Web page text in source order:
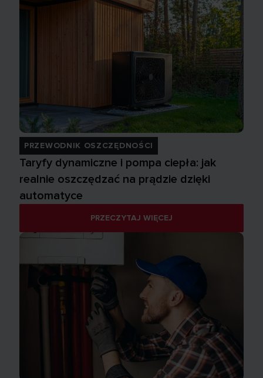
PRZEWODNIK OSZCZĘDNOŚCI
Taryfy dynamiczne i pompa ciepła: jak
realnie oszczędzać na prądzie dzięki
automatyce
PRZECZYTAJ WIĘCEJ